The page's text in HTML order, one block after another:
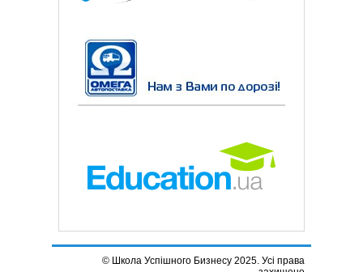
© Школа Успішного Бизнесу 2025. Усі права